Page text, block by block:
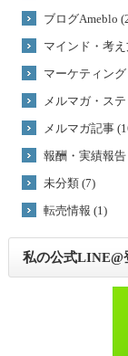
ブログAmeblo
マインド・考
マーケティング
メルマガ・ス
メルマガ記事
報酬・実績報告
未分類 (7)
転売情報 (1)
私の公式LINE@